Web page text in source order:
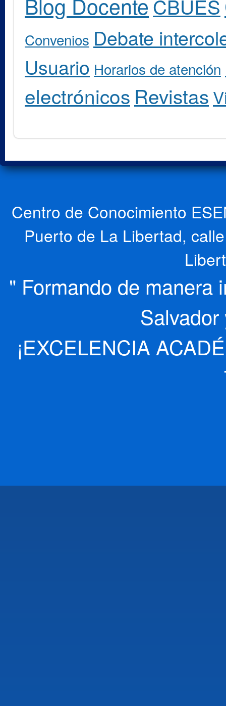
CBUES
Convenios Debate
Usuario Horarios de atención
electrónicos Revistas
Centro de Conocimiento
Puerto de La Libertad,
" Formando de manera
¡EXCELENCIA